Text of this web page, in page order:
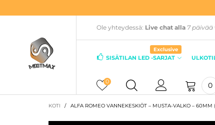
Ole yhteydessä: Live chat alla 7 päivää
SISÄTILAN LED -SARJAT
Exclusive
0 0
KOTI / ALFA ROMEO VANNEKESKIÖT – MUSTA-VALKO – 60MM